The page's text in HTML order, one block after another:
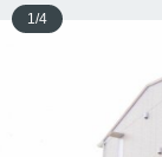
1/4